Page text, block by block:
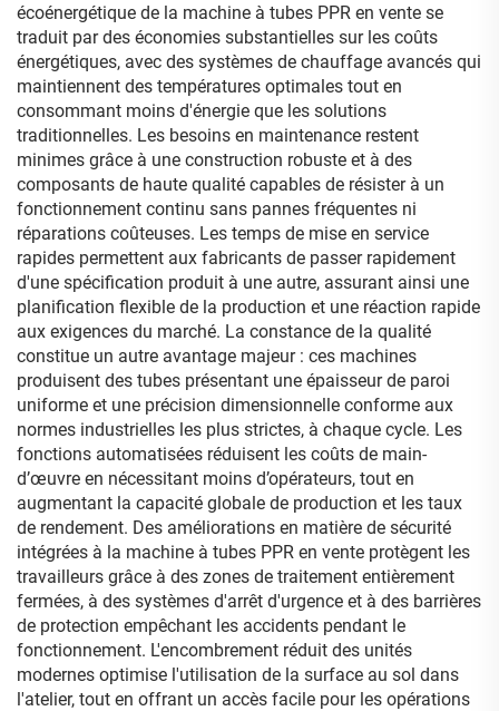
écoénergétique de la machine à tubes PPR en vente se
traduit par des économies substantielles sur les coûts
énergétiques, avec des systèmes de chauffage avancés qui
maintiennent des températures optimales tout en
consommant moins d'énergie que les solutions
traditionnelles. Les besoins en maintenance restent
minimes grâce à une construction robuste et à des
composants de haute qualité capables de résister à un
fonctionnement continu sans pannes fréquentes ni
réparations coûteuses. Les temps de mise en service
rapides permettent aux fabricants de passer rapidement
d'une spécification produit à une autre, assurant ainsi une
planification flexible de la production et une réaction rapide
aux exigences du marché. La constance de la qualité
constitue un autre avantage majeur : ces machines
produisent des tubes présentant une épaisseur de paroi
uniforme et une précision dimensionnelle conforme aux
normes industrielles les plus strictes, à chaque cycle. Les
fonctions automatisées réduisent les coûts de main-
d’œuvre en nécessitant moins d’opérateurs, tout en
augmentant la capacité globale de production et les taux
de rendement. Des améliorations en matière de sécurité
intégrées à la machine à tubes PPR en vente protègent les
travailleurs grâce à des zones de traitement entièrement
fermées, à des systèmes d'arrêt d'urgence et à des barrières
de protection empêchant les accidents pendant le
fonctionnement. L'encombrement réduit des unités
modernes optimise l'utilisation de la surface au sol dans
l'atelier, tout en offrant un accès facile pour les opérations